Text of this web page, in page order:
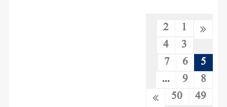
1
2
3
4
5
6
7
8
9
...
49
50